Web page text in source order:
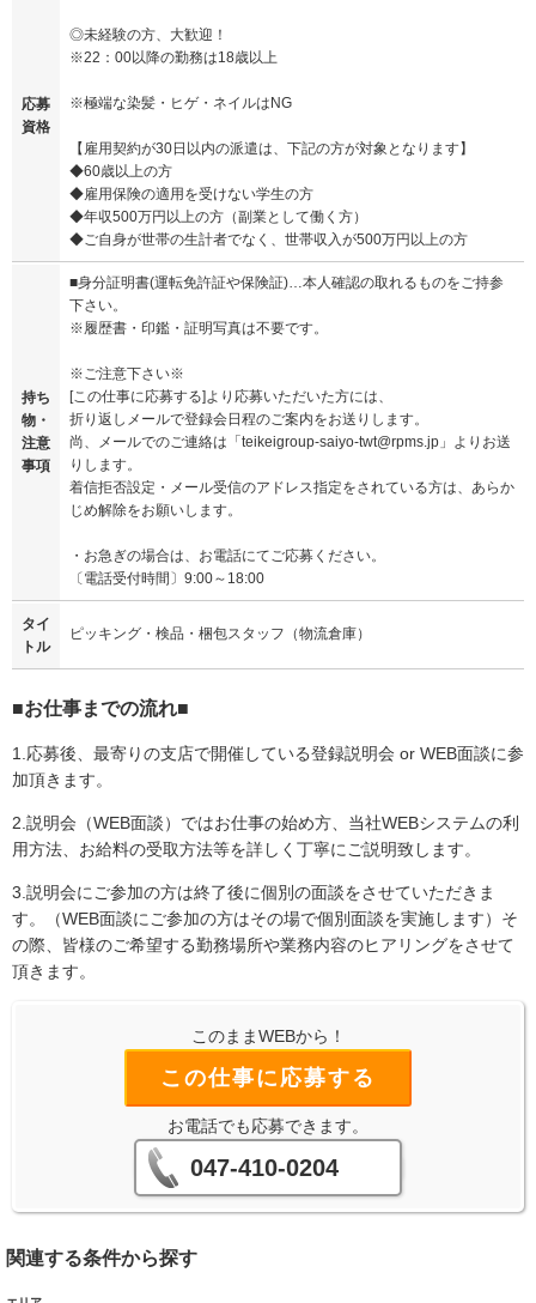
応募
資格
◎未経験の方、大歓迎！
※22：00以降の勤務は18歳以上
※極端な染髪・ヒゲ・ネイルはNG
【雇用契約が30日以内の派遣は、下記の方が対象となります】
◆60歳以上の方
◆雇用保険の適用を受けない学生の方
◆年収500万円以上の方（副業として働く方）
◆ご自身が世帯の生計者でなく、世帯収入が500万円以上の方
持ち
物・
注意
事項
■身分証明書(運転免許証や保険証)…本人確認の取れるものをご持参
下さい。
※履歴書・印鑑・証明写真は不要です。
※ご注意下さい※
[この仕事に応募する]より応募いただいた方には、
折り返しメールで登録会日程のご案内をお送りします。
尚、メールでのご連絡は「teikeigroup-saiyo-twt@rpms.jp」よりお送
りします。
着信拒否設定・メール受信のアドレス指定をされている方は、あらか
じめ解除をお願いします。
・お急ぎの場合は、お電話にてご応募ください。
〔電話受付時間〕9:00～18:00
タイ
トル
ピッキング・検品・梱包スタッフ（物流倉庫）
■お仕事までの流れ■
1.応募後、最寄りの支店で開催している登録説明会 or WEB面談に参
加頂きます。
2.説明会（WEB面談）ではお仕事の始め方、当社WEBシステムの利
用方法、お給料の受取方法等を詳しく丁寧にご説明致します。
3.説明会にご参加の方は終了後に個別の面談をさせていただきま
す。（WEB面談にご参加の方はその場で個別面談を実施します）そ
の際、皆様のご希望する勤務場所や業務内容のヒアリングをさせて
頂きます。
このままWEBから！
この仕事に応募する
お電話でも応募できます。
047-410-0204
関連する条件から探す